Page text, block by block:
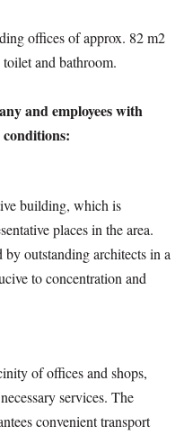
offices of approx. 82 m2
and bathroom.
and employees with
building, which is
places in the area.
by outstanding architects in a
to concentration and
of offices and shops,
services. The
convenient transport